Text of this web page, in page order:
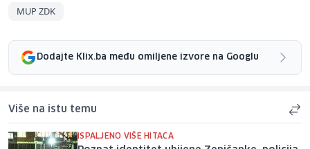
MUP ZDK
Dodajte Klix.ba među omiljene izvore na Googlu
Više na istu temu
ISPALJENO VIŠE HITACA